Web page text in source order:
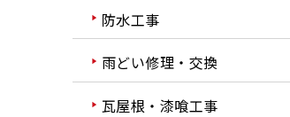
防水工事
雨どい修理・交換
瓦屋根・漆喰工事